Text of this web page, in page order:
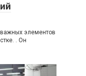
элементов
. Он